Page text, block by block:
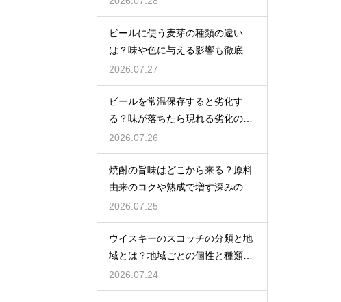
ビールに使う麦芽の種類の違い
は？味や色に与える影響も徹底解
説
2026.07.27
ビールを常温保存すると劣化す
る？味が落ちたら現れる劣化のサ
インを解説
2026.07.26
焼酎の旨味はどこから来る？原料
由来のコクや熟成で増す深みの秘
密を解説
2026.07.25
ウイスキーのスコッチの分類と地
域とは？地域ごとの個性と種類を
解説
2026.07.24